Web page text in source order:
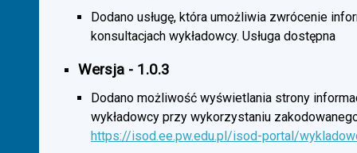
Dodano usługę, która umożliwia zwrócenie
konsultacjach wykładowcy. Usługa dostępna
Wersja - 1.0.3
Dodano możliwość wyświetlania strony
wykładowcy przy wykorzystaniu
https://isod.ee.pw.edu.pl/isod-portal/